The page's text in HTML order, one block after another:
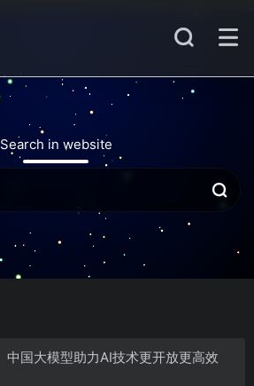
Search in website
中国大模型助力AI技术更开放更高效